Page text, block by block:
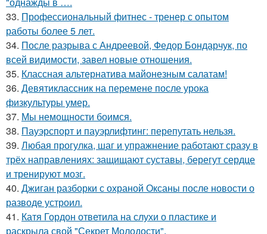
33. Профессиональный фитнес - тренер с опытом
работы более 5 лет.
34. После разрыва с Андреевой, Федор Бондарчук, по
всей видимости, завел новые отношения.
35. Классная альтернатива майонезным салатам!
36. Девятиклассник на перемене после урока
физкультуры умер.
37. Мы немощности боимся.
38. Пауэрспорт и пауэрлифтинг: перепутать нельзя.
39. Любая прогулка, шаг и упражнение работают сразу в
трёх направлениях: защищают суставы, берегут сердце
и тренируют мозг.
40. Джиган разборки с охраной Оксаны после новости о
разводе устроил.
41. Катя Гордон ответила на слухи о пластике и
раскрыла свой "Секрет Молодости".